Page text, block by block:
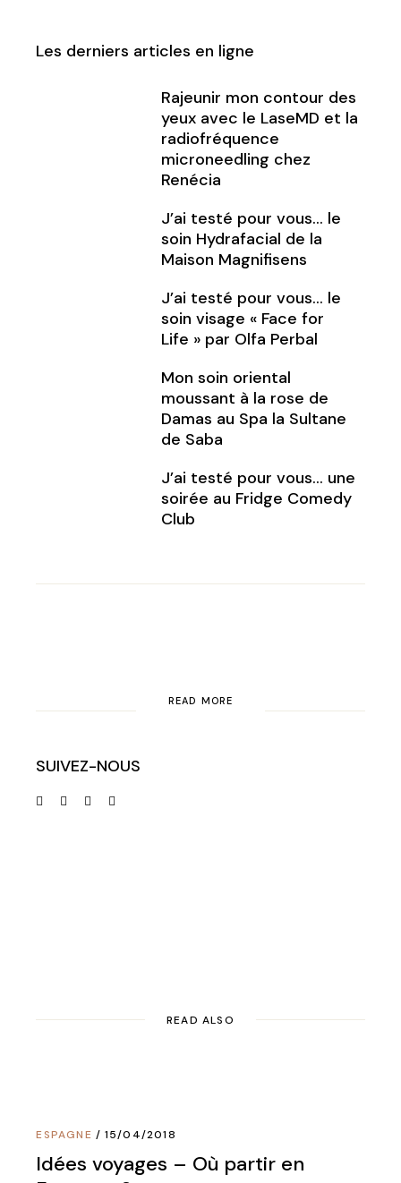
Les derniers articles en ligne
Rajeunir mon contour des
yeux avec le LaseMD et la
radiofréquence
microneedling chez
Renécia
J’ai testé pour vous… le
soin Hydrafacial de la
Maison Magnifisens
J’ai testé pour vous… le
soin visage « Face for
Life » par Olfa Perbal
Mon soin oriental
moussant à la rose de
Damas au Spa la Sultane
de Saba
J’ai testé pour vous… une
soirée au Fridge Comedy
Club
READ MORE
SUIVEZ-NOUS
READ ALSO
ESPAGNE 15/04/2018
Idées voyages – Où partir en